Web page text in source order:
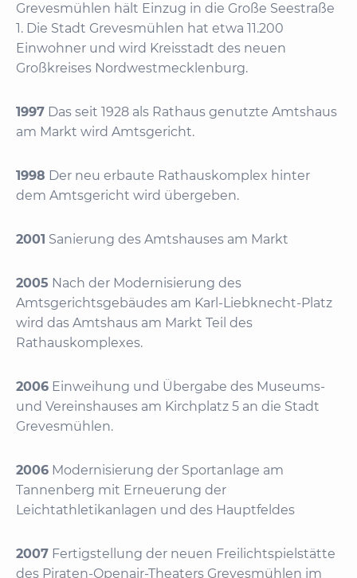
Grevesmühlen hält Einzug in die Große Seestraße
1. Die Stadt Grevesmühlen hat etwa 11.200
Einwohner und wird Kreisstadt des neuen
Großkreises Nordwestmecklenburg.
1997 Das seit 1928 als Rathaus genutzte Amtshaus
am Markt wird Amtsgericht.
1998 Der neu erbaute Rathauskomplex hinter
dem Amtsgericht wird übergeben.
2001 Sanierung des Amtshauses am Markt
2005 Nach der Modernisierung des
Amtsgerichtsgebäudes am Karl-Liebknecht-Platz
wird das Amtshaus am Markt Teil des
Rathauskomplexes.
2006 Einweihung und Übergabe des Museums-
und Vereinshauses am Kirchplatz 5 an die Stadt
Grevesmühlen.
2006 Modernisierung der Sportanlage am
Tannenberg mit Erneuerung der
Leichtathletikanlagen und des Hauptfeldes
2007 Fertigstellung der neuen Freilichtspielstätte
des Piraten-Openair-Theaters Grevesmühlen im